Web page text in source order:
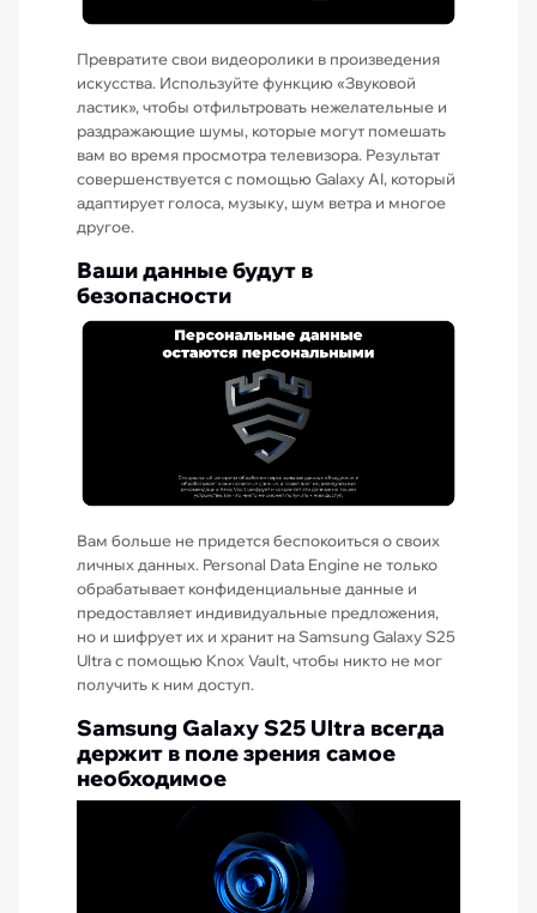
Превратите свои видеоролики в произведения
искусства. Используйте функцию «Звуковой
ластик», чтобы отфильтровать нежелательные и
раздражающие шумы, которые могут помешать
вам во время просмотра телевизора. Результат
совершенствуется с помощью Galaxy AI, который
адаптирует голоса, музыку, шум ветра и многое
другое.
Ваши данные будут в
безопасности
Вам больше не придется беспокоиться о своих
личных данных. Personal Data Engine не только
обрабатывает конфиденциальные данные и
предоставляет индивидуальные предложения,
но и шифрует их и хранит на Samsung Galaxy S25
Ultra с помощью Knox Vault, чтобы никто не мог
получить к ним доступ.
Samsung Galaxy S25 Ultra всегда
держит в поле зрения самое
необходимое